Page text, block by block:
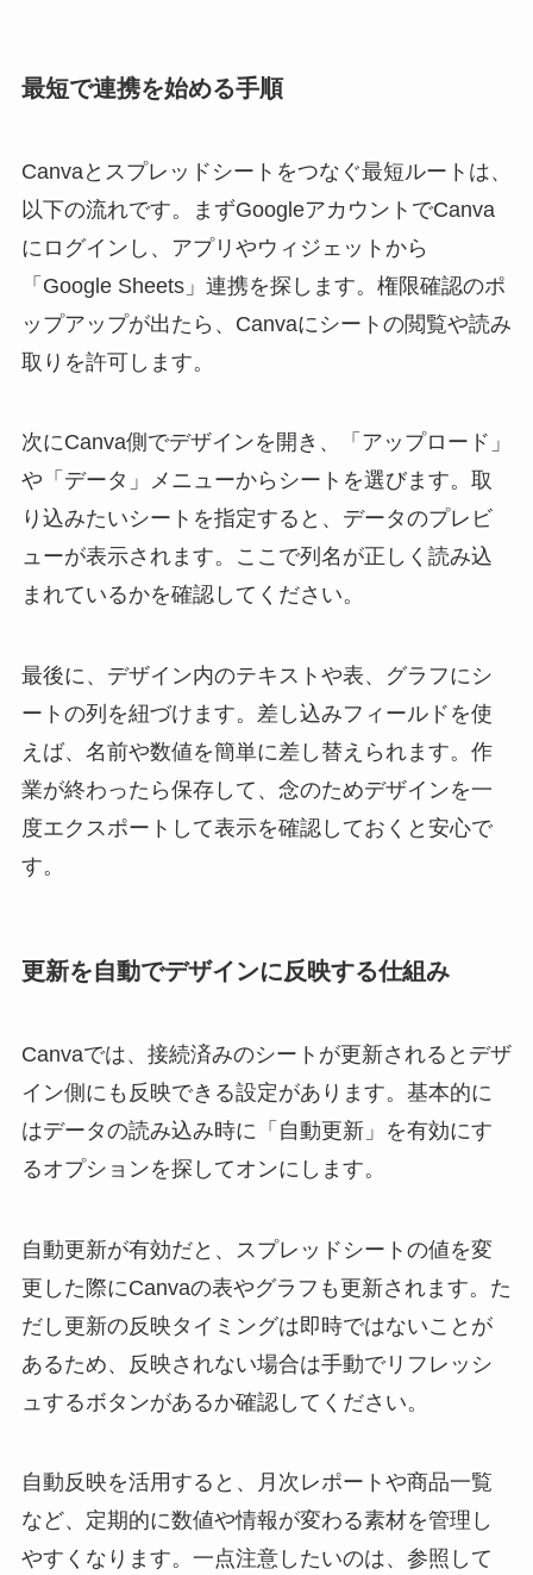
最短で連携を始める手順
Canvaとスプレッドシートをつなぐ最短ルートは、
以下の流れです。まずGoogleアカウントでCanva
にログインし、アプリやウィジェットから
「Google Sheets」連携を探します。権限確認のポ
ップアップが出たら、Canvaにシートの閲覧や読み
取りを許可します。
次にCanva側でデザインを開き、「アップロード」
や「データ」メニューからシートを選びます。取
り込みたいシートを指定すると、データのプレビ
ューが表示されます。ここで列名が正しく読み込
まれているかを確認してください。
最後に、デザイン内のテキストや表、グラフにシ
ートの列を紐づけます。差し込みフィールドを使
えば、名前や数値を簡単に差し替えられます。作
業が終わったら保存して、念のためデザインを一
度エクスポートして表示を確認しておくと安心で
す。
更新を自動でデザインに反映する仕組み
Canvaでは、接続済みのシートが更新されるとデザ
イン側にも反映できる設定があります。基本的に
はデータの読み込み時に「自動更新」を有効にす
るオプションを探してオンにします。
自動更新が有効だと、スプレッドシートの値を変
更した際にCanvaの表やグラフも更新されます。た
だし更新の反映タイミングは即時ではないことが
あるため、反映されない場合は手動でリフレッシ
ュするボタンがあるか確認してください。
自動反映を活用すると、月次レポートや商品一覧
など、定期的に数値や情報が変わる素材を管理し
やすくなります。一点注意したいのは、参照して